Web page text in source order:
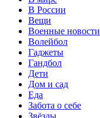
В России
Вещи
Военные новости
Волейбол
Гаджеты
Гандбол
Дети
Дом и сад
Еда
Забота о себе
Звёзды